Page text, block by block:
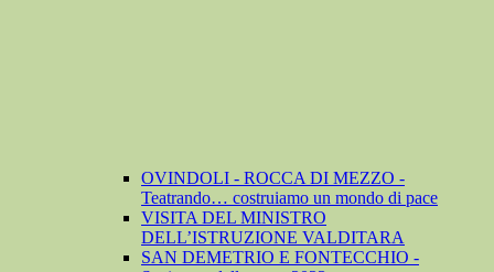
OVINDOLI - ROCCA DI MEZZO -
Teatrando… costruiamo un mondo di pace
VISITA DEL MINISTRO
DELL’ISTRUZIONE VALDITARA
SAN DEMETRIO E FONTECCHIO -